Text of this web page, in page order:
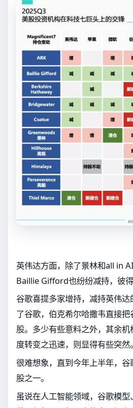
英伟达方面，除了景林和all in
Baillie Gifford也纷纷减持，彼得
谷歌喜提多家增持，减持英伟
了谷歌，伯克希尔哈撒韦直接
股。多少有些意料之外，其余
度转变之迅速，则显得有些突然。
很难想象，直到今年上半年，
股之一。
虽说在人工智能领域，谷歌模